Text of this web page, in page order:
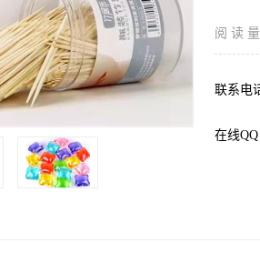
阅 读 量
联系电
在线QQ